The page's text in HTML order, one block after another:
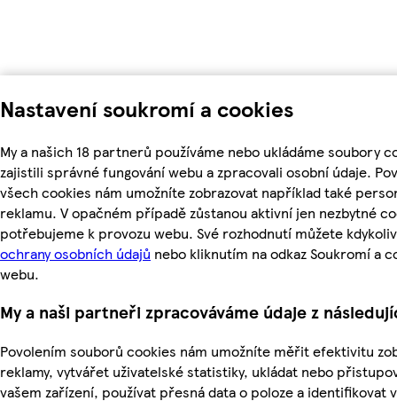
Nastavení soukromí a cookies
My a našich 18 partnerů používáme nebo ukládáme soubory
zajistili správné fungování webu a zpracovali osobní údaje.
všech cookies nám umožníte zobrazovat například také
reklamu. V opačném případě zůstanou aktivní jen nezbytné
potřebujeme k provozu webu. Své rozhodnutí můžete
ochrany osobních údajů nebo kliknutím na odkaz Soukromí a
webu.
My a naši partneři zpracováváme údaje z
Povolením souborů cookies nám umožníte měřit efektivitu
reklamy, vytvářet uživatelské statistiky, ukládat nebo
vašem zařízení, používat přesná data o poloze a identifikovat